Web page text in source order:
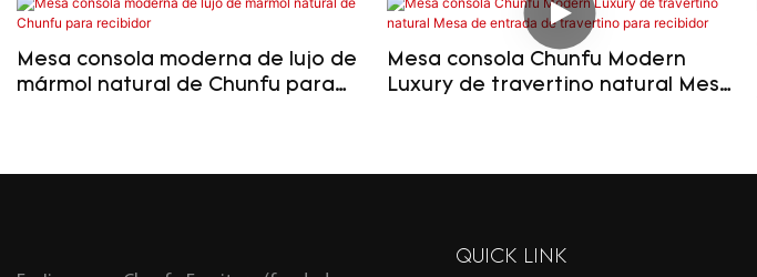
Mesa consola moderna de lujo de
mármol natural de Chunfu para
Mesa consola Chunfu Modern
Luxury de travertino natural Mesa
QUICK LINK